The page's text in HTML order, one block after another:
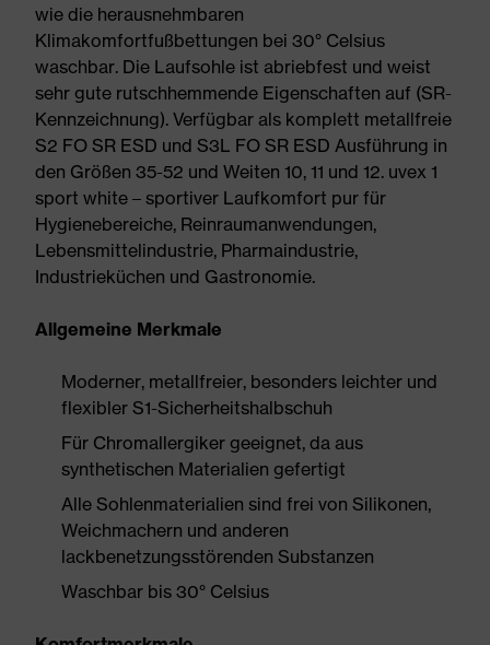
wie die herausnehmbaren
Klimakomfortfußbettungen bei 30° Celsius
waschbar. Die Laufsohle ist abriebfest und weist
sehr gute rutschhemmende Eigenschaften auf (SR-
Kennzeichnung). Verfügbar als komplett metallfreie
S2 FO SR ESD und S3L FO SR ESD Ausführung in
den Größen 35-52 und Weiten 10, 11 und 12. uvex 1
sport white – sportiver Laufkomfort pur für
Hygienebereiche, Reinraumanwendungen,
Lebensmittelindustrie, Pharmaindustrie,
Industrieküchen und Gastronomie.
Allgemeine Merkmale
Moderner, metallfreier, besonders leichter und
flexibler S1-Sicherheitshalbschuh
Für Chromallergiker geeignet, da aus
synthetischen Materialien gefertigt
Alle Sohlenmaterialien sind frei von Silikonen,
Weichmachern und anderen
lackbenetzungsstörenden Substanzen
Waschbar bis 30° Celsius